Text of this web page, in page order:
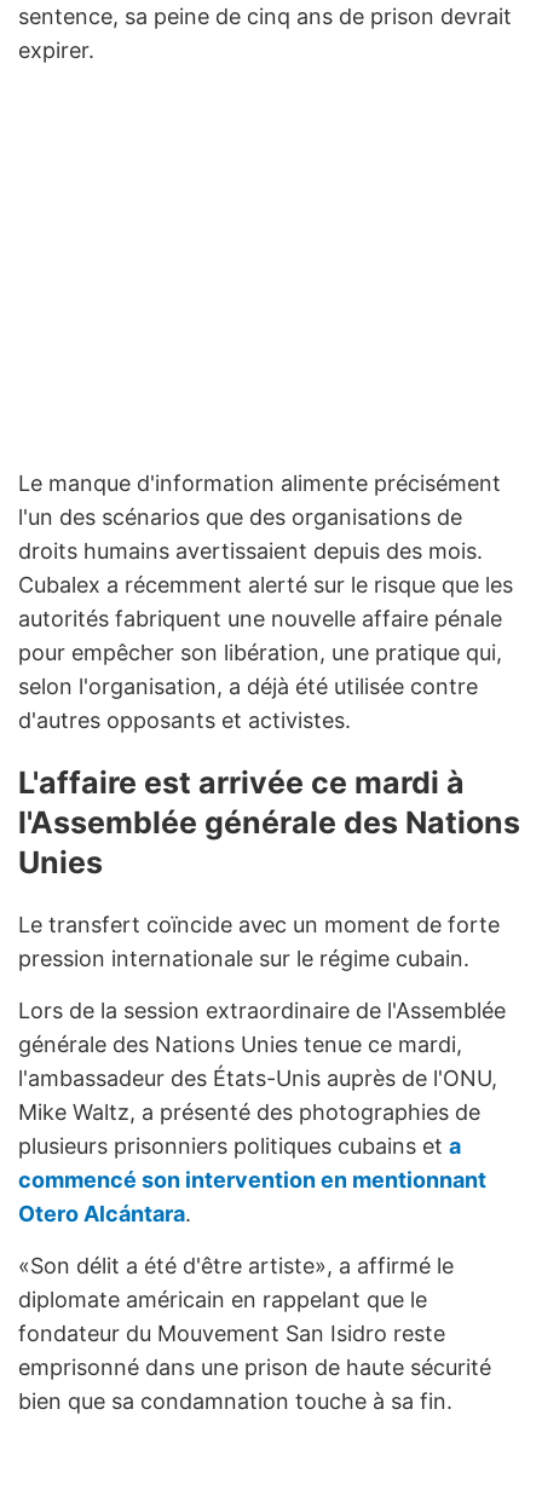
sentence, sa peine de cinq ans de prison devrait
expirer.
Le manque d'information alimente précisément
l'un des scénarios que des organisations de
droits humains avertissaient depuis des mois.
Cubalex a récemment alerté sur le risque que les
autorités fabriquent une nouvelle affaire pénale
pour empêcher son libération, une pratique qui,
selon l'organisation, a déjà été utilisée contre
d'autres opposants et activistes.
L'affaire est arrivée ce mardi à
l'Assemblée générale des Nations
Unies
Le transfert coïncide avec un moment de forte
pression internationale sur le régime cubain.
Lors de la session extraordinaire de l'Assemblée
générale des Nations Unies tenue ce mardi,
l'ambassadeur des États-Unis auprès de l'ONU,
Mike Waltz, a présenté des photographies de
plusieurs prisonniers politiques cubains et a
commencé son intervention en mentionnant
Otero Alcántara.
«Son délit a été d'être artiste», a affirmé le
diplomate américain en rappelant que le
fondateur du Mouvement San Isidro reste
emprisonné dans une prison de haute sécurité
bien que sa condamnation touche à sa fin.